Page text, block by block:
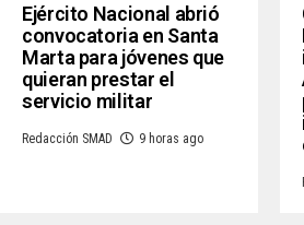
Ejército Nacional abrió
convocatoria en Santa
Marta para jóvenes que
quieran prestar el
servicio militar
Redacción SMAD 9 horas ago